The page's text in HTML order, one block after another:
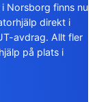
Norsborg finns nu
direkt i
avdrag. Allt fler
på plats i